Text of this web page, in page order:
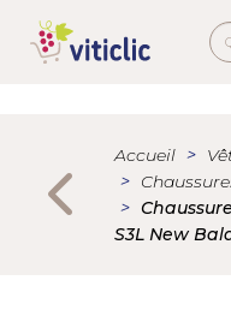
contenu
Accueil
S3L New